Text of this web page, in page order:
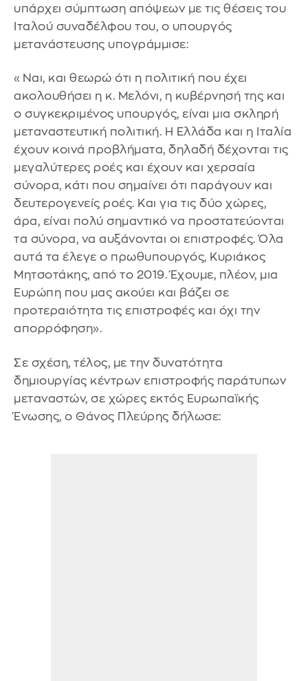
υπάρχει σύμπτωση απόψεων με τις θέσεις του
Ιταλού συναδέλφου του, ο υπουργός
μετανάστευσης υπογράμμισε:
«Ναι, και θεωρώ ότι η πολιτική που έχει
ακολουθήσει η κ. Μελόνι, η κυβέρνησή της και
ο συγκεκριμένος υπουργός, είναι μια σκληρή
μεταναστευτική πολιτική. Η Ελλάδα και η Ιταλία
έχουν κοινά προβλήματα, δηλαδή δέχονται τις
μεγαλύτερες ροές και έχουν και χερσαία
σύνορα, κάτι που σημαίνει ότι παράγουν και
δευτερογενείς ροές. Και για τις δύο χώρες,
άρα, είναι πολύ σημαντικό να προστατεύονται
τα σύνορα, να αυξάνονται οι επιστροφές. Όλα
αυτά τα έλεγε ο πρωθυπουργός, Κυριάκος
Μητσοτάκης, από το 2019. Έχουμε, πλέον, μια
Ευρώπη που μας ακούει και βάζει σε
προτεραιότητα τις επιστροφές και όχι την
απορρόφηση».
Σε σχέση, τέλος, με την δυνατότητα
δημιουργίας κέντρων επιστροφής παράτυπων
μεταναστών, σε χώρες εκτός Ευρωπαϊκής
Ένωσης, ο Θάνος Πλεύρης δήλωσε: